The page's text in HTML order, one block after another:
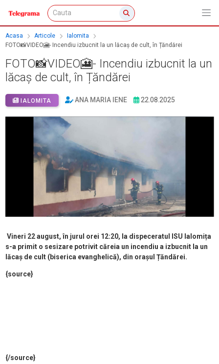
Acasa Articole
Ialomita
FOTO📸VIDEO🎦- Incendiu izbucnit la un lăcaș de cult, în Țăndărei
FOTO📸VIDEO🎦- Incendiu izbucnit la un
lăcaș de cult, în Țăndărei
IALOMITA ANA MARIA IENE 22.08.2025
Vineri 22 august, în jurul orei 12:20, la dispeceratul ISU Ialomița
s-a primit o sesizare potrivit căreia un incendiu a izbucnit la un
lăcaș de cult (biserica evanghelică), din orașul Țăndărei.
{source}
{/source}